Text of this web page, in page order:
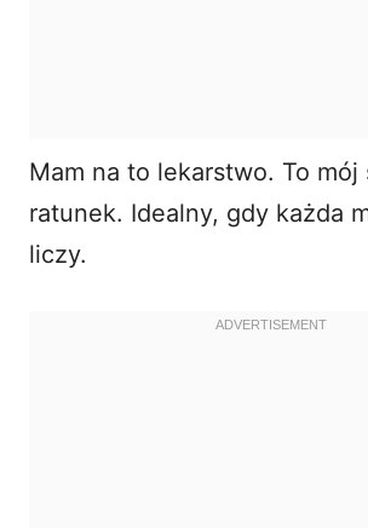
Mam na to lekarstwo. To mój
ratunek. Idealny, gdy każda
liczy.